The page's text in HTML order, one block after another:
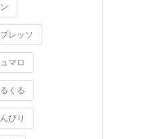
レッソ
マロ
くる
びり